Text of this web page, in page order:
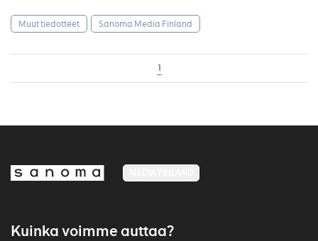
Muut tiedotteet Sanoma Media Finland
1
Kuinka voimme auttaa?